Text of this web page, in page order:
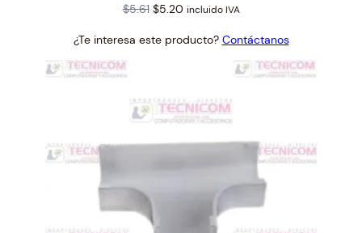
$5.61 Original
was:
$5.20Current
is:
incluido IVA
¿Te interesa este producto? Contáctanos